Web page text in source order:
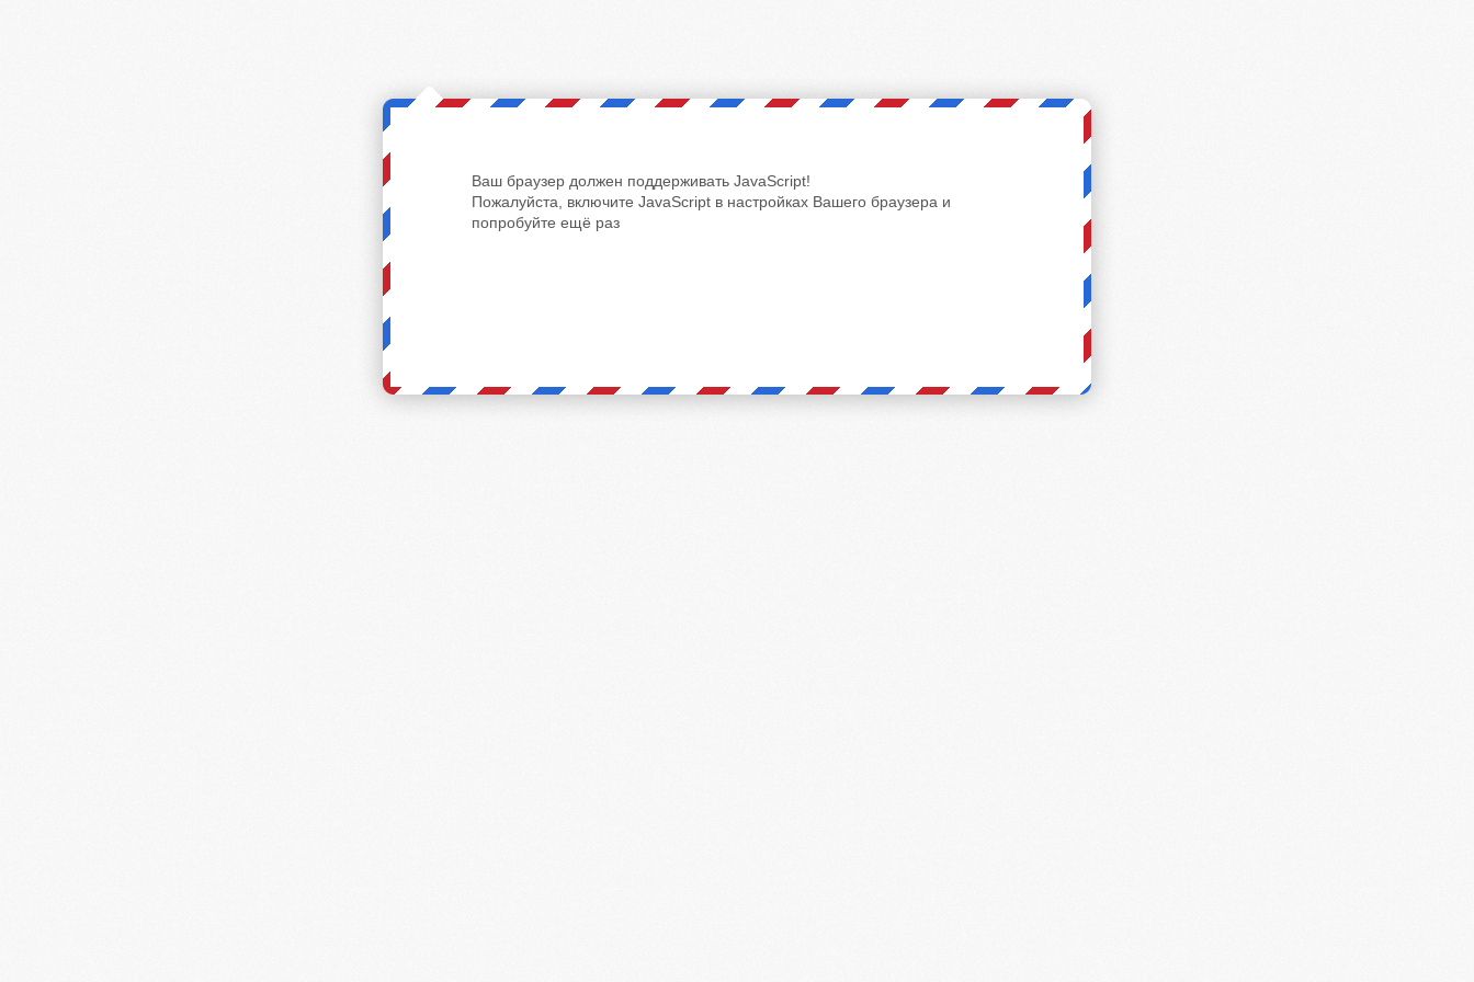
Ваш браузер должен поддерживать JavaScript!
Пожалуйста, включите JavaScript в настройках Вашего браузера и
попробуйте ещё раз